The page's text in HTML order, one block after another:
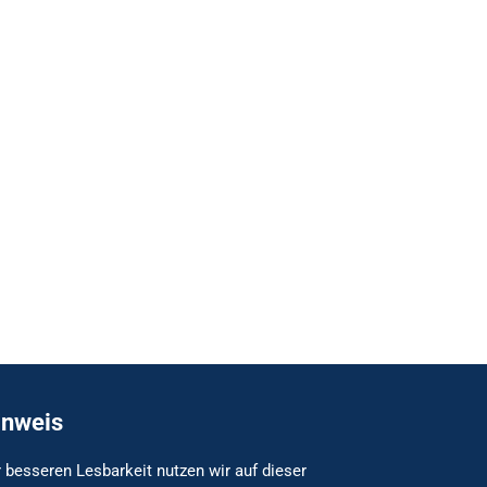
besseren Lesbarkeit nutzen wir auf dieser